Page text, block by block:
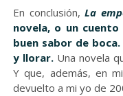
En conclusión,La
novela, o un
buen sabor de boca.
y llorar.Una novela
Y que, además, en
devuelto a mi yo de